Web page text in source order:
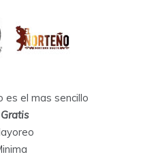
el mas sencillo
Gratis